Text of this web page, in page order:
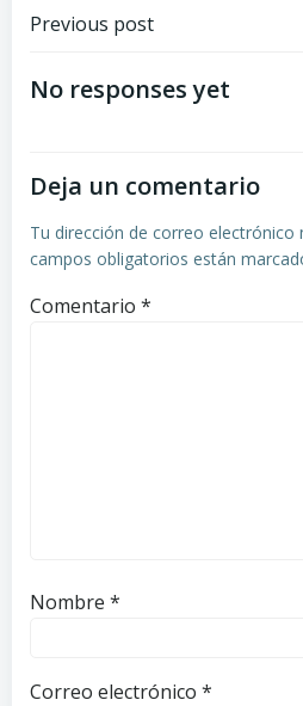
Navegación
de
Previous post
No responses yet
Deja un comentario
Tu dirección de correo electrónico
campos obligatorios están
Comentario *
Nombre *
Correo electrónico *